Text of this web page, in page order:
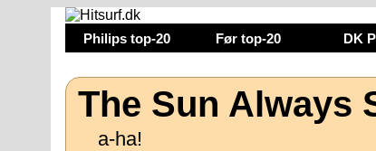
Philips top-20 Før top-20 DK
The Sun Always
a-ha!